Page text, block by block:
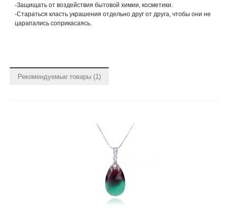
-Защищать от воздействия бытовой химии, косметики.
-Стараться класть украшения отдельно друг от друга, чтобы они не
царапались соприкасаясь.
Рекомендуемые товары (1)